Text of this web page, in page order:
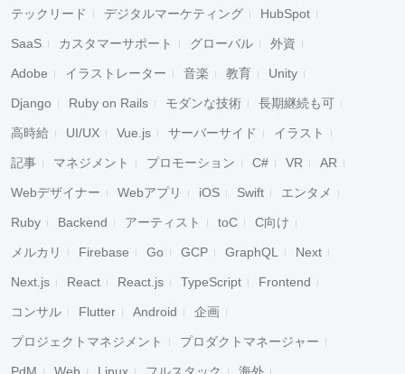
テックリード デジタルマーケティング HubSpot
SaaS カスタマーサポート グローバル 外資
Adobe イラストレーター 音楽 教育 Unity
Django Ruby on Rails モダンな技術 長期継続も可
高時給 UI/UX Vue.js サーバーサイド イラスト
記事 マネジメント プロモーション C# VR AR
Webデザイナー Webアプリ iOS Swift エンタメ
Ruby Backend アーティスト toC C向け
メルカリ Firebase Go GCP GraphQL Next
Next.js React React.js TypeScript Frontend
コンサル Flutter Android 企画
プロジェクトマネジメント プロダクトマネージャー